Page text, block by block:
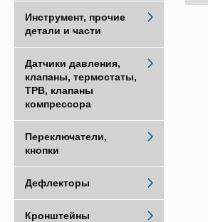
Инструмент, прочие
детали и части
Датчики давления,
клапаны, термостаты,
ТРВ, клапаны
компрессора
Переключатели,
кнопки
Дефлекторы
Кронштейны